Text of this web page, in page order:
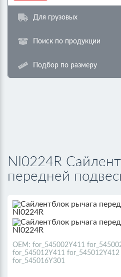
Для грузовых
Поиск по продукции
Подбор по размеру
NI0224R
передней
ОЕМ: for_545002Y411
for_545012Y411
for_545016Y301